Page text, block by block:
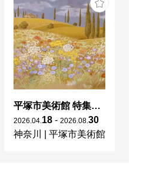
平塚市美術館 特集展 花の表現、その多様性／特別展示 新収蔵品展
2026 04 18 - 2026 08 30
神奈川
平塚市美術館